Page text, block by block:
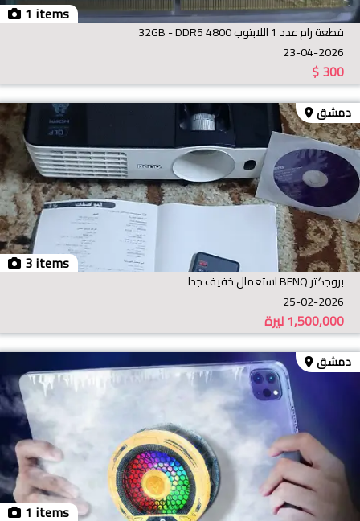
1 items
قطعة رام عدد 1 اللابتوب 32GB - DDR5 4800
23-04-2026
$300
3 items
دمشق
بروجكتر BENQ استعمال خفيف جدا
25-02-2026
ليرة1,500,000
1 items
دمشق